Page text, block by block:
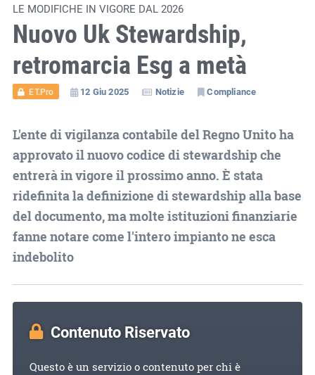
LE MODIFICHE IN VIGORE DAL 2026
Nuovo Uk Stewardship,
retromarcia Esg a metà
ET.Pro 12 Giu 2025 Notizie Compliance
L'ente di vigilanza contabile del Regno Unito ha
approvato il nuovo codice di stewardship che
entrerà in vigore il prossimo anno. È stata
ridefinita la definizione di stewardship alla base
del documento, ma molte istituzioni finanziarie
fanne notare come l'intero impianto ne esca
indebolito
Contenuto Riservato
Questo è un servizio o contenuto per chi è